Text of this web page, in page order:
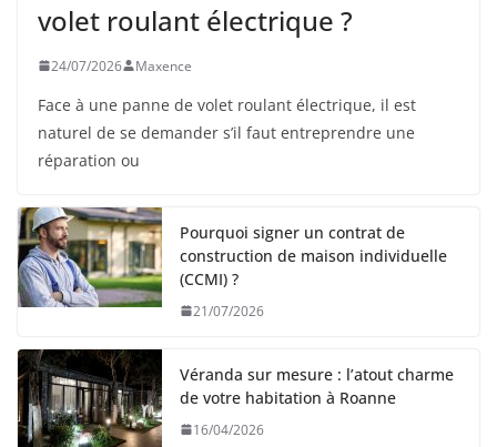
volet roulant électrique ?
24/07/2026 Maxence
Face à une panne de volet roulant électrique, il est
naturel de se demander s’il faut entreprendre une
réparation ou
Pourquoi signer un contrat de
construction de maison individuelle
(CCMI) ?
21/07/2026
Véranda sur mesure : l’atout charme
de votre habitation à Roanne
16/04/2026